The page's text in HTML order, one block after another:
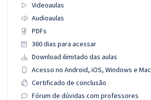
Videoaulas
Audioaulas
PDFs
360 dias para acessar
Download ilimitado das aulas
Acesso no Android, iOS, Windows e Mac
Certificado de conclusão
Fórum de dúvidas com professores